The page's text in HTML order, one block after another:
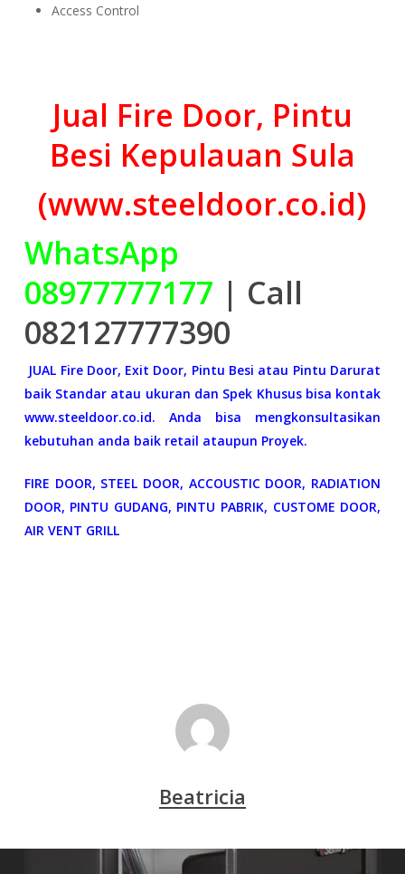
Access Control
Jual Fire Door, Pintu
Besi Kepulauan Sula
(www.steeldoor.co.id)
WhatsApp
08977777177 | Call
082127777390
JUAL Fire Door, Exit Door, Pintu Besi atau Pintu Darurat
baik Standar atau ukuran dan Spek Khusus bisa kontak
www.steeldoor.co.id. Anda bisa mengkonsultasikan
kebutuhan anda baik retail ataupun Proyek.
FIRE DOOR, STEEL DOOR, ACCOUSTIC DOOR, RADIATION
DOOR, PINTU GUDANG, PINTU PABRIK, CUSTOME DOOR,
AIR VENT GRILL
Beatricia